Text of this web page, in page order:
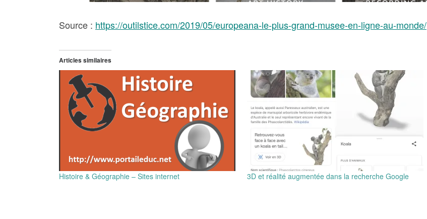
Source : https://outilstice.com/2019/05/europeana-le-plus-grand-musee-en-ligne-au-monde/
Articles similaires
Histoire & Géographie – Sites internet 3D et réalité augmentée dans la recherche Google